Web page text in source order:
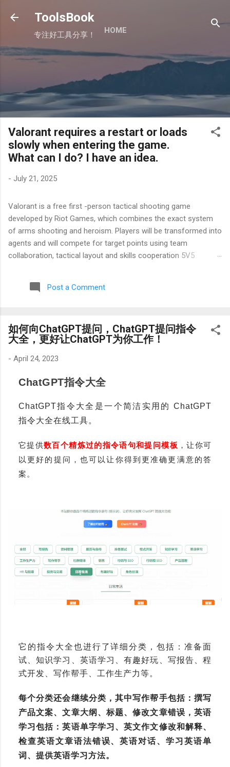
Skip to main content
ToolsBook
专注好工具分享！ HOME
Valorant requires a restart or loads
slowly when entering the game.
What can I do? I have an idea.
- July 21, 2025
Valorant is a free first -person tactical shooting game
developed by Riot Games, which combines the exact system
of arms shooting and heroism. Players will be transformed into
agents and will compete for target points using team
collaboration, tactical layout and skills cooperation 5V5
system and high competitiveness. Before each game start, buy
weapons and armor according to tactical needs and use a
players for accurate purposes and tactical decision -making.
At the same time, the rich character pool and skill combination
give the game a strategic depth. If you have the problems you
following systematic solution: Network environment
be introduced abroad, physical dist...
Post a Comment
如何向ChatGPT提问，ChatGPT提问指令
大全，更好让ChatGPT为你工作！
- April 24, 2023
ChatGPT指令大全
ChatGPT指令大全是一个简洁实用的 ChatGPT
指令大全在线工具。
它提供数百个精炼过的指令语句和提问模板 ，让你可
以更好的提问，也可以让你得到更准确更满意的答
案。
它的指令大全也进行了详细分类，包括：准备面
试、知识学习、英语学习、有趣好玩、写报告、程
式开发、写作帮手、工作生产力等。
每个分类还会继续分类，其中写作帮手包括：撰写
产品文案、文章大纲、标题、修改文章错误，英语
学习包括：英语单字学习、英文作文修改和解释、
检查英语文章语法错误、英语对话、学习英语单
词、提供英语学习方法。